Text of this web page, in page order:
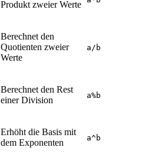
Produkt zweier Werte
Berechnet den
Quotienten zweier
Werte
a/b
Berechnet den Rest
einer Division
a%b
Erhöht die Basis mit
dem Exponenten
a^b